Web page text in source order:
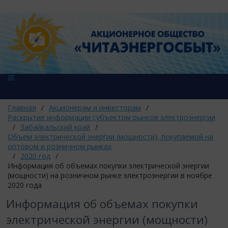
Главная / Акционерам и инвесторам /
Раскрытие информации субъектом рынков электроэнергии
/ Забайкальский край /
Объем электрической энергии (мощности), покупаемой на
оптовом и розничном рынках
/ 2020 год /
Информация об объемах покупки электрической энергии
(мощности) на розничном рынке электроэнергии в ноябре
2020 года
Информация об объемах покупки
электрической энергии (мощности)